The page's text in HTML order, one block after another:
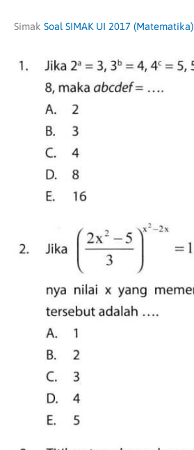
Simak Soal SIMAK UI 2017 (Matematika)